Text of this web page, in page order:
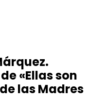
«Ellas son
las Madres